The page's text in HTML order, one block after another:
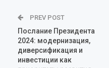
PREV POST
Послание Президента
2024: модернизация,
диверсификация и
инвестиции как